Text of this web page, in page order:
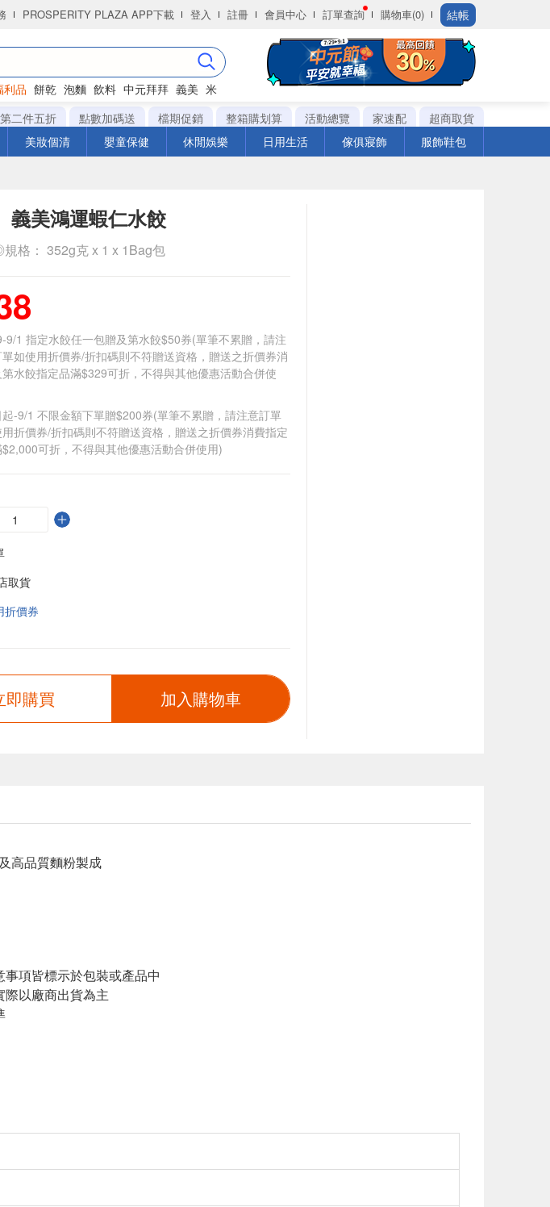
PROSPERITY PLAZA APP下載 登入 註冊 會員中心 訂單查詢 購物車(0) 結帳
利品 餅乾 泡麵 飲料 中元拜拜 義美 米
第二件五折 點數加碼送 檔期促銷 整箱購划算 活動總覽 家速配
超商取貨
美妝個清 嬰童保健 休閒娛樂 日用生活 傢俱寢飾 服飾鞋包
義美鴻運蝦仁水餃
格： 352g克 x 1 x 1Bag包
9/1 指定水餃任一包贈及第水餃$50券(單筆不累贈，請注
如使用折價券/折扣碼則不符贈送資格，贈送之折價券消
第水餃指定品滿$329可折，不得與其他優惠活動合併使
起-9/1 不限金額下單贈$200券(單筆不累贈，請注意訂單
折價券/折扣碼則不符贈送資格，贈送之折價券消費指定
可折，不得與其他優惠活動合併使用)
取貨
折價券
即購買 加入購物車
高品質麵粉製成
項皆標示於包裝或產品中
以廠商出貨為主